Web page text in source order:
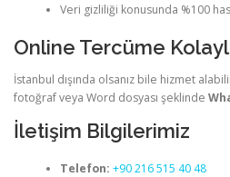
Veri gizliliği konusunda %100
Online Tercüme
İstanbul dışında olsanız bile hizmet
fotoğraf veya Word dosyası şeklinde
İletişim Bilgilerimiz
Telefon: +90 216 515 40 48